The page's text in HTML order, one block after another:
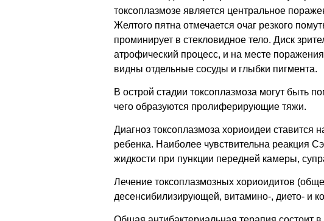
токсоплазмозе является центральное
Желтого пятна отмечается очаг резкого
проминирует в стекловидное тело. Диск
атрофический процесс, и на месте
видны отдельные сосуды и глыбки пигмента.
В острой стадии токсоплазмоза могут быть
чего образуются пролиферирующие тяжи.
Диагноз токсоплазмоза хориоидеи
ребенка. Наиболее чувствительна реакция
жидкости при пункции передней камеры,
Лечение токсоплазмозных хориоидитов
десенсибилизирующей, витамино-, дието- и